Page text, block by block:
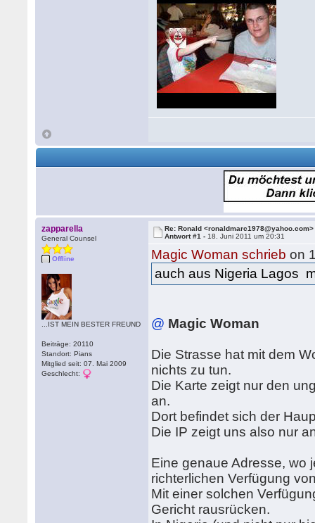
zapparella
General Counsel
Offline
...IST MEIN BESTER FREUND
Beiträge: 20110
Standort: Pians
Mitglied seit: 07. Mai 2009
Geschlecht:
Re: Ronald <ronaldmarc1978@yahoo.com>
Antwort #1 - 18. Juni 2011 um 20:31
Magic Woman schrieb on
auch aus Nigeria Lagos
@ Magic Woman
Die Strasse hat mit dem
nichts zu tun.
Die Karte zeigt nur den
an.
Dort befindet sich der
Die IP zeigt uns also nur
Eine genaue Adresse, wo
richterlichen Verfügung
Mit einer solchen
Gericht rausrücken.